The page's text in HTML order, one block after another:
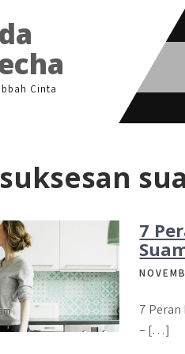
Cinta
7
7 Peran
– […]